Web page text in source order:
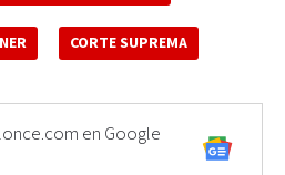
CORTE SUPREMA
en Google